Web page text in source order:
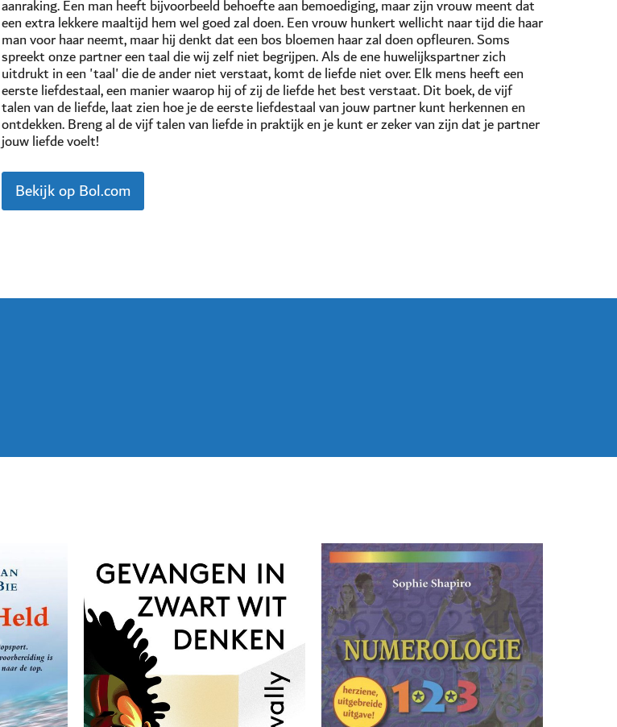
aanraking. Een man heeft bijvoorbeeld behoefte aan bemoediging, maar zijn vrouw meent dat
een extra lekkere maaltijd hem wel goed zal doen. Een vrouw hunkert wellicht naar tijd die haar
man voor haar neemt, maar hij denkt dat een bos bloemen haar zal doen opfleuren. Soms
spreekt onze partner een taal die wij zelf niet begrijpen. Als de ene huwelijkspartner zich
uitdrukt in een 'taal' die de ander niet verstaat, komt de liefde niet over. Elk mens heeft een
eerste liefdestaal, een manier waarop hij of zij de liefde het best verstaat. Dit boek, de vijf
talen van de liefde, laat zien hoe je de eerste liefdestaal van jouw partner kunt herkennen en
ontdekken. Breng al de vijf talen van liefde in praktijk en je kunt er zeker van zijn dat je partner
jouw liefde voelt!
Bekijk op Bol.com